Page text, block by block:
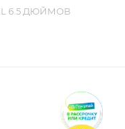
6.5 ДЮЙМОВ